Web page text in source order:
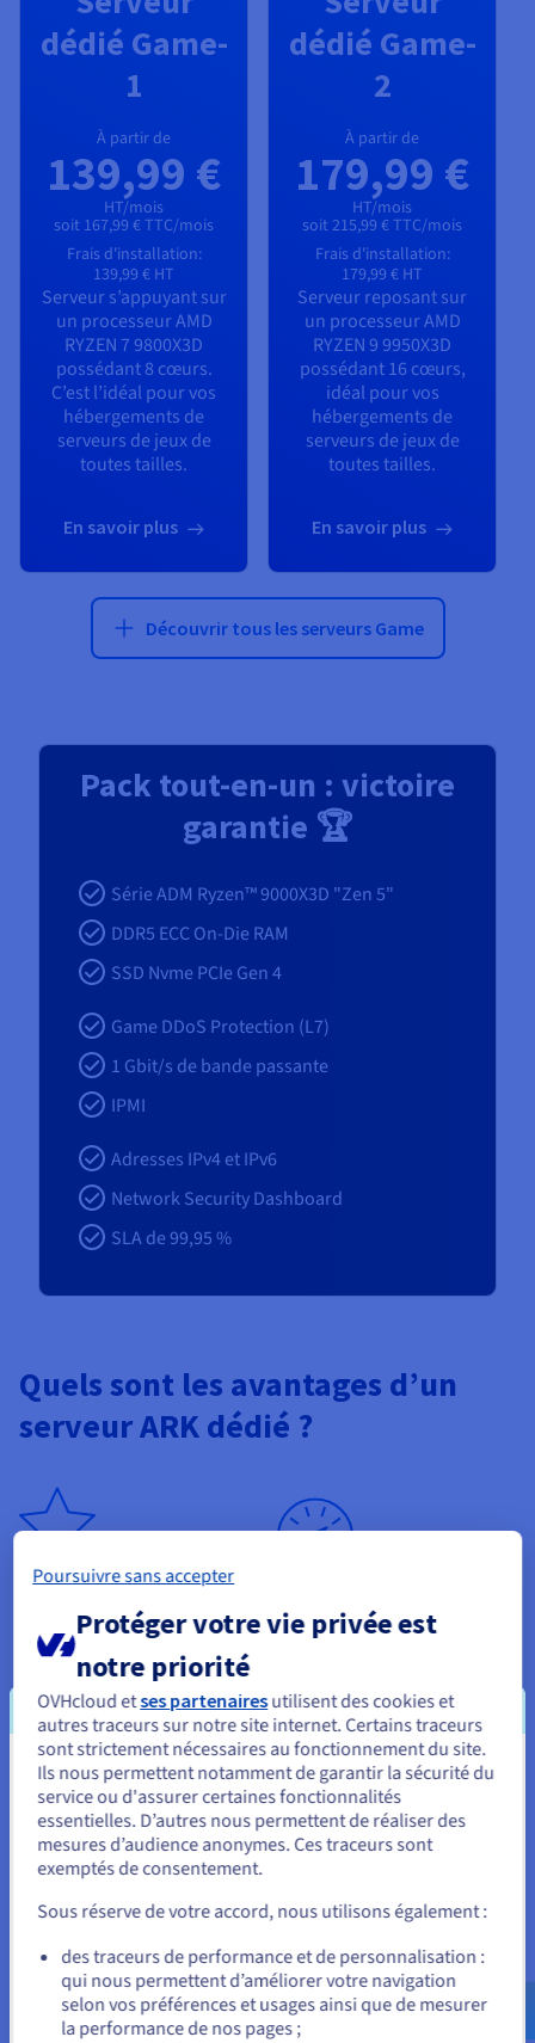
dédié Game-
1
À partir de
139,99 €
HT/mois
soit 167,99 € TTC/mois
Frais d'installation:
139,99 € HT
Serveur s’appuyant sur
un processeurAMD
RYZEN 7 9800X3D
possédant8 cœurs.
C’est l’idéal pour vos
hébergements de
serveurs de jeux de
toutes tailles.
En savoir plus
dédié Game-
2
À partir de
179,99 €
HT/mois
soit 215,99 € TTC/mois
Frais d'installation:
179,99 € HT
Serveur reposant sur
un processeurAMD
RYZEN 9 9950X3D
possédant16 cœurs,
idéal pour vos
hébergements de
serveurs de jeux de
toutes tailles.
En savoir plus
Découvrir tous les serveurs Game
Pack tout-en-un : victoire
garantie 🏆
Série ADM Ryzen™ 9000X3D "Zen 5"
DDR5 ECC On-Die RAM
SSD Nvme PCIe Gen 4
Game DDoS Protection (L7)
1 Gbit/s de bande passante
IPMI
Adresses IPv4 et IPv6
Network Security Dashboard
SLA de 99,95 %
Quels sont les avantages d’un
serveur ARK dédié ?
Personnalisation
illimitée
Avec unserveur ARK dédié,
configurez vos propres
règles, mods, extensions et
paramètres de gameplay.
Vous pouvez gérer la vitesse
de progression, la difficulté
des créatures ou encore le
nombre de slots disponibles
pour vos joueurs. Cette
flexibilité permet de créer
une expérience de jeu unique
et immersive.
Les serveurs dédiés Game
processeurs AMD Ryzen
couplés à de la mémoire
DDR4 rapide et des disques
NVMe, garantissant des
vitesses de lecture/écriture
ultra-élevées. Ces
performances se traduisent
considérablement réduits.
Vous semblez être localisé en États-
Unis.
Pour commander, rendez-vous sur le site de votre pays (États-
Unis) et créez un compte.
us.ovhcloud.com/bare-metal Anglais
USD -
$
Poursuivre sans accepter
Protéger votre vie privée est
notre priorité
OVHcloud etses partenairesutilisent des cookies et
autres traceurs sur notre site internet. Certains traceurs
sont strictement nécessaires au fonctionnement du site.
Ils nous permettent notamment de garantir la sécurité du
service ou d'assurer certaines fonctionnalités
essentielles. D’autres nous permettent de réaliser des
mesures d’audience anonymes. Ces traceurs sont
exemptés de consentement.
Sous réserve de votre accord, nous utilisons également :
des traceurs de performance et de personnalisation :
qui nous permettent d’améliorer votre navigation
selon vos préférences et usages ainsi que de mesurer
la performance de nos pages ;